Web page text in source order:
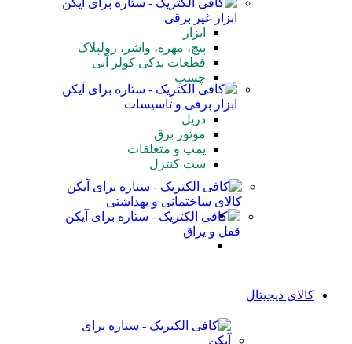
ابزار غیر برقی
ابزار
پیچ، مهره، واشر، رولپلاک
قطعات یدکی کولر آبی
چسب
ابزار برقی و تاسیسات
دریل
موتور برق
پمپ و متعلقات
ست کنترل
کالای ساختمانی و بهداشتی
قفل و یراق
کالای دیجیتال